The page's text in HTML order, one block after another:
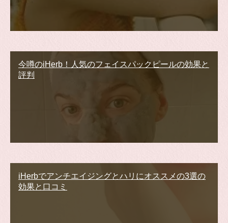
今噂のiHerb！人気のフェイスパックピールの効果と
評判
iHerbでアンチエイジングとハリにオススメの3選の
効果と口コミ